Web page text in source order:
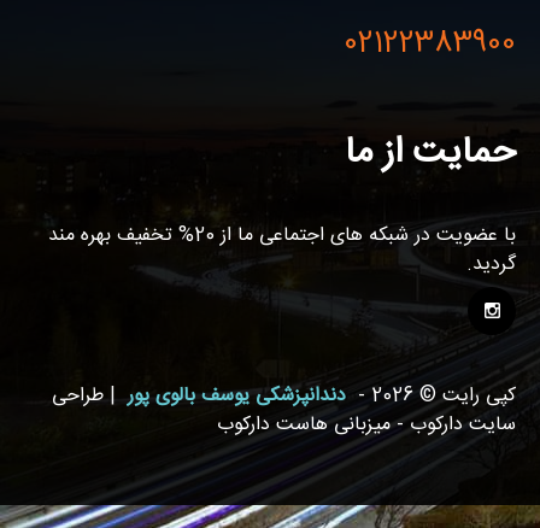
02122383900
حمایت از ما
با عضویت در شبکه های اجتماعی ما از 20% تخفیف بهره مند
گردید.
کپی رایت © 2026 - دندانپزشکی یوسف بالوی پور | طراحی
سایت دارکوب - میزبانی هاست دارکوب